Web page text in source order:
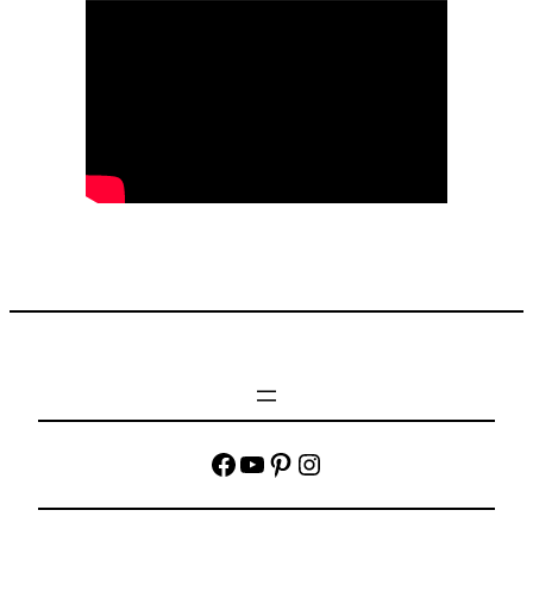
facebook
YouTube
Pinterest
Instagram